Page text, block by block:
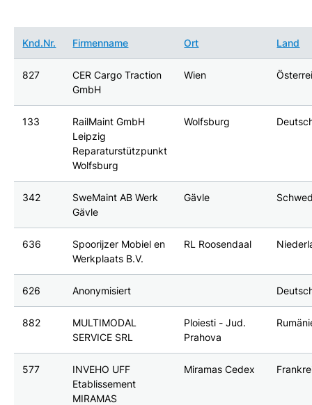
Knd.Nr. Firmenname Ort Land
827
CER Cargo Traction
GmbH
Wien
133
RailMaint GmbH
Leipzig
Reparaturstützpunkt
Wolfsburg
Wolfsburg
342
SweMaint AB Werk
Gävle
Gävle
636
Spoorijzer Mobiel en
Werkplaats B.V.
RL Roosendaal
626 Anonymisiert
882
MULTIMODAL
SERVICE SRL
Ploiesti - Jud.
Prahova
577
INVEHO UFF
Etablissement
MIRAMAS
Miramas Cedex